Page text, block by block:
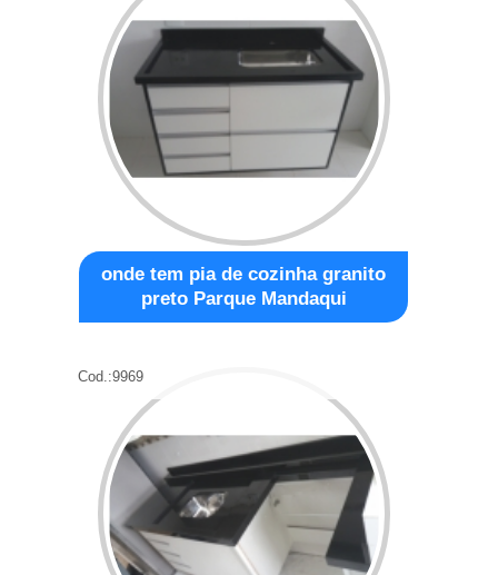
onde tem pia de cozinha granito
preto Parque Mandaqui
Cod.:9969